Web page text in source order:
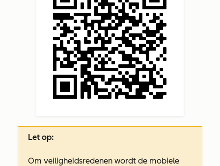
Let op:
Om veiligheidsredenen wordt de mobiele